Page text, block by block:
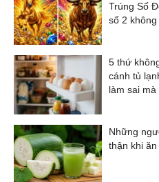
Trúng Số
số 2 không
5 thứ
cánh tủ
làm sai
Những
thận khi